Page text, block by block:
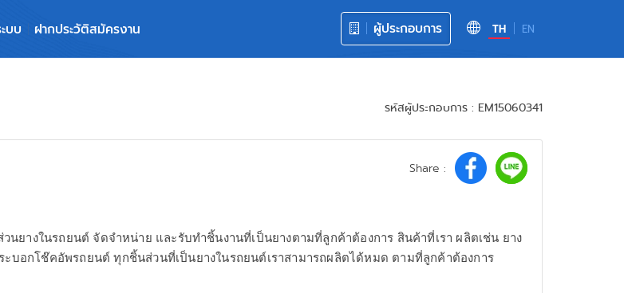
TH EN
ผู้ประกอบการ
บบ ฝากประวัติสมัครงาน
รหัสผู้ประกอบการ : EM15060341
Share :
วนยางในรถยนต์ จัดจำหน่าย และรับทำชิ้นงานที่เป็นยางตามที่ลูกค้าต้องการ สินค้าที่เรา ผลิตเช่น ยาง
ะบอกโช๊คอัพรถยนต์ ทุกชิ้นส่วนที่เป็นยางในรถยนต์เราสามารถผลิตได้หมด ตามที่ลูกค้าต้องการ